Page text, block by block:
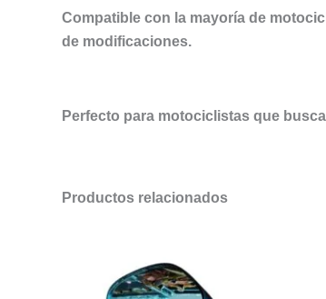
Compatible con la mayoría de
de modificaciones.
Perfecto para motociclistas que
Productos relacionados